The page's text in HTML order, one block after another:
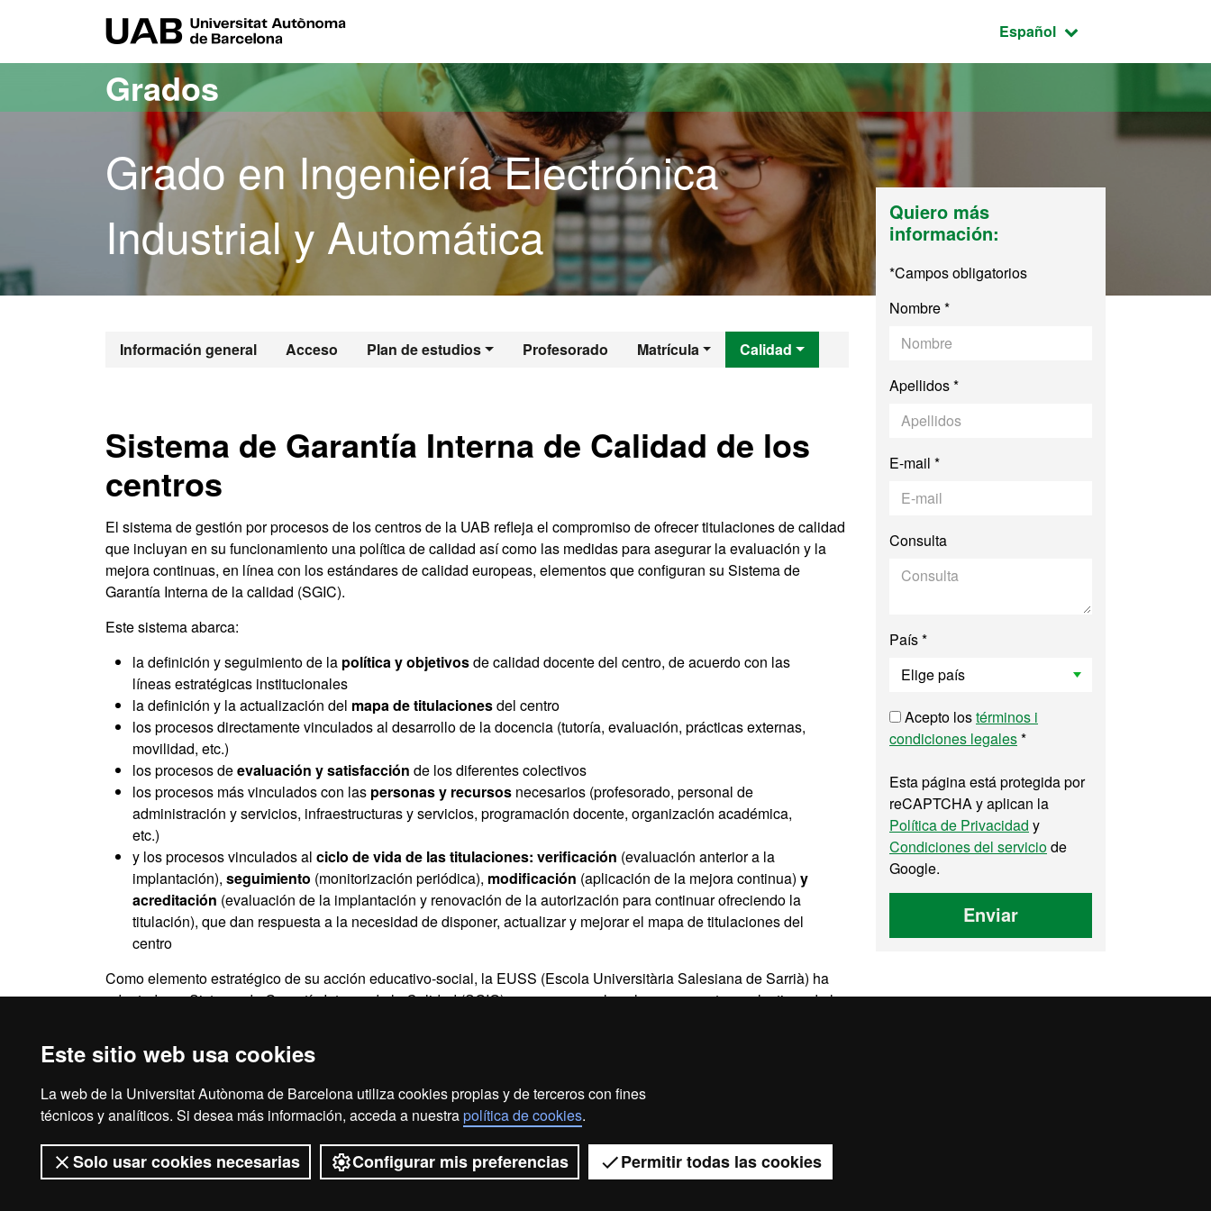
Este sitio web usa cookies
La web de la Universitat Autònoma de Barcelona utiliza cookies propias y de terceros con fines
técnicos y analíticos. Si desea más información, acceda a nuestrapolítica de cookies.
Solo usar cookies necesarias Configurar mis preferencias Permitir todas las cookies
Idioma seleccionado:
Español
Grados
Grado en Ingeniería Electrónica
Industrial y Automática
Información general Acceso Plan de estudios Profesorado Matrícula Calidad
Grado en Ingeniería Electrónica Industrial y
Sistema de Garantía Interna de Calidad de los
centros
El sistema de gestión por procesos de los centros de la UAB refleja el compromiso de ofrecer titulaciones de calidad
que incluyan en su funcionamiento una política de calidad así como las medidas para asegurar la evaluación y la
mejora continuas, en línea con los estándares de calidad europeas, elementos que configuran su Sistema de
Garantía Interna de la calidad (SGIC).
Este sistema abarca:
la definición y seguimiento de la política y objetivosde calidad docente del centro, de acuerdo con las
líneas estratégicas institucionales
la definición y la actualización del mapa de titulacionesdel centro
los procesos directamente vinculados al desarrollo de la docencia (tutoría, evaluación, prácticas externas,
movilidad, etc.)
los procesos deevaluación y satisfacción de los diferentes colectivos
los procesos más vinculados con las personas y recursos necesarios (profesorado, personal de
administración y servicios, infraestructuras y servicios, programación docente, organización académica,
etc.)
y los procesos vinculados al ciclo de vida de las titulaciones: verificación (evaluación anterior a la
implantación), seguimiento (monitorización periódica), modificación (aplicación de la mejora continua) y
acreditación (evaluación de la implantación y renovación de la autorización para continuar ofreciendo la
titulación), que dan respuesta a la necesidad de disponer, actualizar y mejorar el mapa de titulaciones del
centro
Como elemento estratégico de su acción educativo-social, la EUSS (Escola Universitària Salesiana de Sarrià) ha
adoptado un Sistema de Garantía Interna de la Calidad (SGIQ) que asegure a los alumnos y a otros colectivos de la
Quiero más
información:
*Campos obligatorios
Nombre *
Apellidos *
E-mail *
Consulta
País *
Acepto lostérminos i
condiciones legales*
Esta página está protegida por
reCAPTCHA y aplican la
Política de Privacidad y
Condiciones del serviciode
Google.
Enviar
Aviso legal Protección de datos Sobre el web Accesibilidad web
2026 Universitat Autònoma de Barcelona